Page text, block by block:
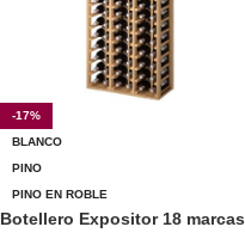
-17%
BLANCO
PINO
PINO EN ROBLE
Botellero Expositor 18 marcas